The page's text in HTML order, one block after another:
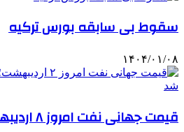
سقوط بی سابقه بورس ترکیه
۱۴۰۴/۰۱/۰۸